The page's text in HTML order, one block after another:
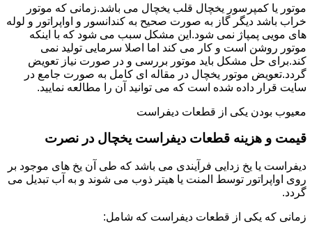
موتور یا کمپرسور یخچال قلب یخچال می باشد.زمانی که موتور
خراب باشد دیگر گاز به صورت صحیح به کندانسور و اواپراتور و لوله
های مویی پمپاژ نمی شود.این مشکل سبب می شود که با اینکه
موتور روشن است و کار می کند اما اصلا سرمایی تولید نمی
کند.برای حل مشکل باید موتور بررسی و در صورت نیاز تعویض
گردد.تعویض موتور یخچال در مقاله ای کامل به صورت جامع در
سایت قرار داده شده است که می توانید آن را مطالعه نمایید.
معیوب بودن یکی از قطعات دیفراست
قیمت و هزینه قطعات دیفراست یخچال در نصرت
دیفراست یا یخ زدایی فرآیندی می باشد که طی آن یخ های موجود بر
روی اواپراتور توسط المنت یا هیتر ذوب می شوند و به آب تبدیل می
گردد.
زمانی که یکی از قطعات دیفراست که شامل: